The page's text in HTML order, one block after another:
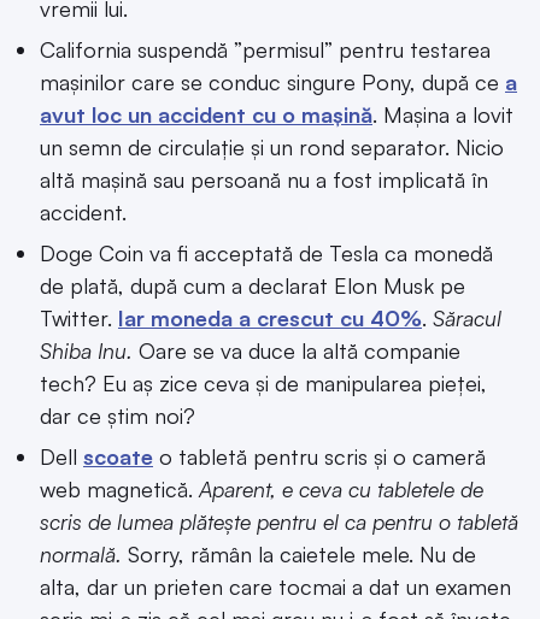
vremii lui.
California suspendă ”permisul” pentru testarea
mașinilor care se conduc singure Pony, după ce a
avut loc un accident cu o mașină. Mașina a lovit
un semn de circulație și un rond separator. Nicio
altă mașină sau persoană nu a fost implicată în
accident.
Doge Coin va fi acceptată de Tesla ca monedă
de plată, după cum a declarat Elon Musk pe
Twitter. Iar moneda a crescut cu 40%. Săracul
Shiba Inu. Oare se va duce la altă companie
tech? Eu aș zice ceva și de manipularea pieței,
dar ce știm noi?
Dell scoate o tabletă pentru scris și o cameră
web magnetică. Aparent, e ceva cu tabletele de
scris de lumea plătește pentru el ca pentru o tabletă
normală. Sorry, rămân la caietele mele. Nu de
alta, dar un prieten care tocmai a dat un examen